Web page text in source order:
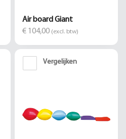
Air board Giant
€ 104,00 (excl. btw)
Vergelijken